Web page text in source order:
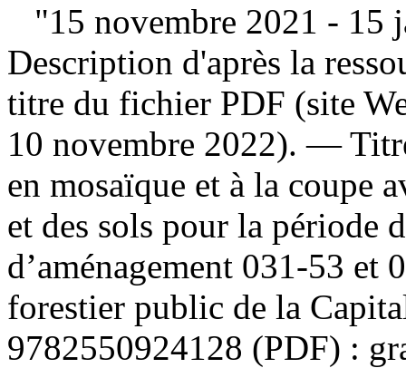
"15 novembre 2021 - 15
Description d'après la
titre du fichier PDF (site
10 novembre 2022). —
en mosaïque et à la coupe
et des sols pour la période
d’aménagement 031-53 et
forestier public de la
9782550924128 (PDF) :